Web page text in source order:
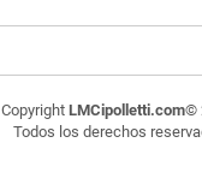
Copyright LMCipolletti.com©
Todos los derechos